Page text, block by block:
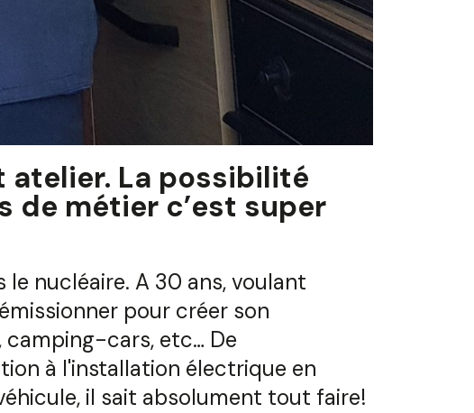
La possibilité
de métier c’est super
nucléaire. A 30 ans, voulant
pour créer son
camping-cars, etc… De
à l'installation électrique en
il sait absolument tout faire!